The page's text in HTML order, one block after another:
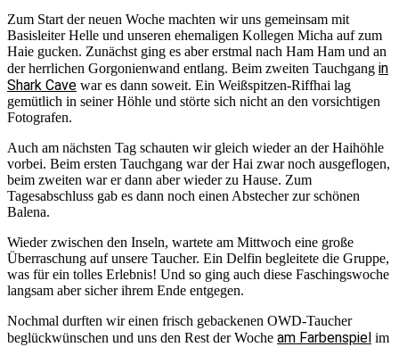
Zum Start der neuen Woche machten wir uns gemeinsam mit
Basisleiter Helle und unseren ehemaligen Kollegen Micha auf zum
Haie gucken. Zunächst ging es aber erstmal nach Ham Ham und an
der herrlichen Gorgonienwand entlang. Beim zweiten Tauchgang in
Shark Cave war es dann soweit. Ein Weißspitzen-Riffhai lag
gemütlich in seiner Höhle und störte sich nicht an den vorsichtigen
Fotografen.
Auch am nächsten Tag schauten wir gleich wieder an der Haihöhle
vorbei. Beim ersten Tauchgang war der Hai zwar noch ausgeflogen,
beim zweiten war er dann aber wieder zu Hause. Zum
Tagesabschluss gab es dann noch einen Abstecher zur schönen
Balena.
Wieder zwischen den Inseln, wartete am Mittwoch eine große
Überraschung auf unsere Taucher. Ein Delfin begleitete die Gruppe,
was für ein tolles Erlebnis! Und so ging auch diese Faschingswoche
langsam aber sicher ihrem Ende entgegen.
Nochmal durften wir einen frisch gebackenen OWD-Taucher
beglückwünschen und uns den Rest der Woche am Farbenspiel im